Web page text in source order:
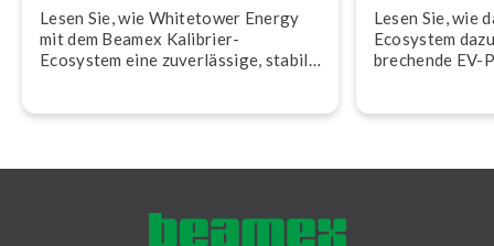
Lesen Sie, wie Whitetower Energy
mit dem Beamex Kalibrier-
Ecosystem eine zu­ver­läs­si­ge, stabile
Lesen Sie, wie
Ecosystem
bre­chen­de EV-